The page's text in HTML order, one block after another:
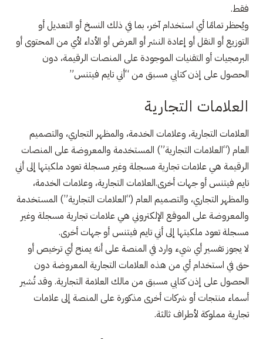
فقط.
ويُحظر تمامًا أي استخدام آخر، بما في ذلك النسخ أو التعديل أو
التوزيع أو النقل أو إعادة النشر أو العرض أو الأداء لأي من المحتوى أو
البرمجيات أو التقنيات الموجودة على المنصات الرقيمة، دون
الحصول على إذن كتابي مسبق من “أني تايم فيتنس”
العلامات التجارية
العلامات التجارية، وعلامات الخدمة، والمظهر التجاري، والتصميم
العام (“العلامات التجارية”) المستخدمة والمعروضة على المنصات
الرقيمة هي علامات تجارية مسجلة وغير مسجلة تعود ملكيتها إلى أني
تايم فيتنس أو جهات أخرى.العلامات التجارية، وعلامات الخدمة،
والمظهر التجاري، والتصميم العام (“العلامات التجارية”) المستخدمة
والمعروضة على الموقع الإلكتروني هي علامات تجارية مسجلة وغير
مسجلة تعود ملكيتها إلى أني تايم فيتنس أو جهات أخرى.
لا يجوز تفسير أي شيء وارد في المنصة على أنه يمنح أي ترخيص أو
حق في استخدام أي من هذه العلامات التجارية المعروضة دون
الحصول على إذن كتابي مسبق من مالك العلامة التجارية. وقد تُشير
أسماء منتجات أو شركات أخرى مذكورة على المنصة إلى علامات
تجارية مملوكة لأطراف ثالثة.